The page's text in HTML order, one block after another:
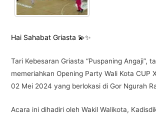
Hai Sahabat Griasta 💫✨
Tari Kebesaran Griasta “Puspaning Angaji”,
memeriahkan Opening Party Wali Kota CUP
02 Mei 2024 yang berlokasi di Gor Ngurah
Acara ini dihadiri oleh Wakil Walikota,